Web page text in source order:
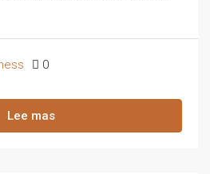
0
Lee mas